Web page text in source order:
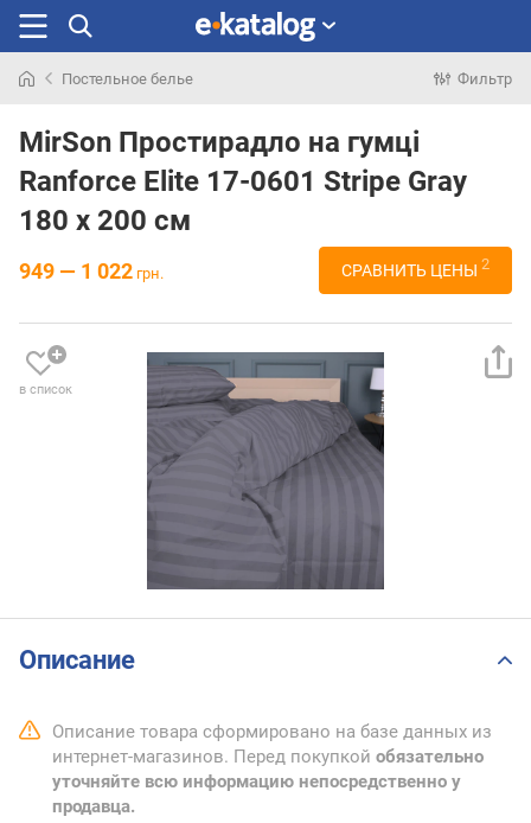
раньше
Постельное белье Фильтр
MirSon Простирадло на гумці
Ranforce Elite 17-0601 Stripe Gray
180 х 200 см
949 — 1 022 грн. СРАВНИТЬ ЦЕНЫ 2
в список
Описание
Описание товара сформировано на базе данных из
интернет-магазинов. Перед покупкой обязательно
уточняйте всю информацию непосредственно у
продавца.